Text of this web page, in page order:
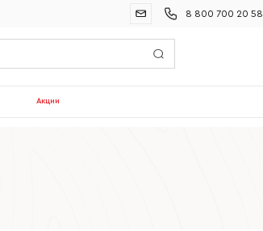
8 800 700 20 58
Акции